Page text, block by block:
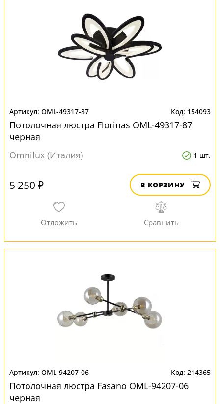
OML-49317-87 154093
Потолочная люстра Florinas OML-49317-87
черная
Omnilux (Италия)
1 шт.
5 250 ₽ В КОРЗИНУ
OML-94207-06 214365
Потолочная люстра Fasano OML-94207-06
черная